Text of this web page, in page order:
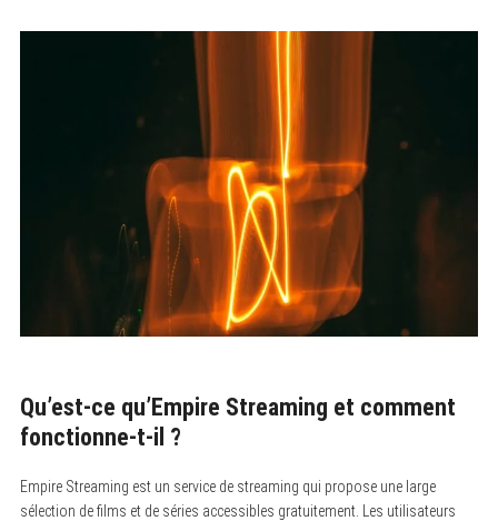
Qu’est-ce qu’Empire Streaming et comment
fonctionne-t-il ?
Empire Streaming est un service de streaming qui propose une large
sélection de films et de séries accessibles gratuitement. Les utilisateurs